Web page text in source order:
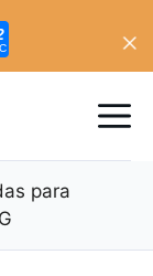
para